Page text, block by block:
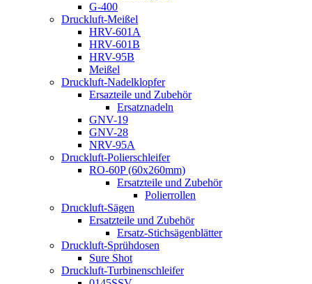
G-400
Druckluft-Meißel
HRV-601A
HRV-601B
HRV-95B
Meißel
Druckluft-Nadelklopfer
Ersazteile und Zubehör
Ersatznadeln
GNV-19
GNV-28
NRV-95A
Druckluft-Polierschleifer
RO-60P (60x260mm)
Ersatzteile und Zubehör
Polierrollen
Druckluft-Sägen
Ersatzteile und Zubehör
Ersatz-Stichsägenblätter
Druckluft-Sprühdosen
Sure Shot
Druckluft-Turbinenschleifer